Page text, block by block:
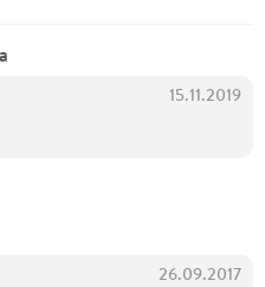
15.11.2019
26.09.2017